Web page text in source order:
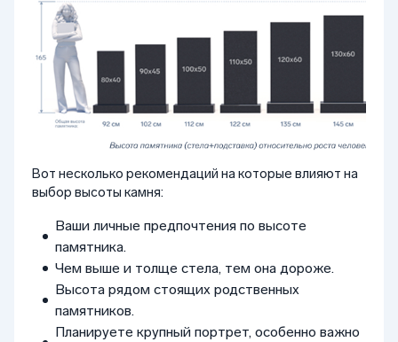
Вот несколько рекомендаций на которые влияют на
выбор высоты камня:
Ваши личные предпочтения по высоте
памятника.
Чем выше и толще стела, тем она дороже.
Высота рядом стоящих родственных
памятников.
Планируете крупный портрет, особенно важно